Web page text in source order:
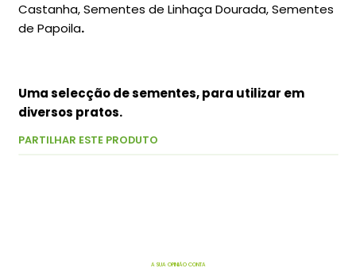
Castanha, Sementes de Linhaça Dourada, Sementes
de Papoila.
Uma selecção de sementes, para utilizar em
diversos pratos.
PARTILHAR ESTE PRODUTO
A SUA OPINIÃO CONTA